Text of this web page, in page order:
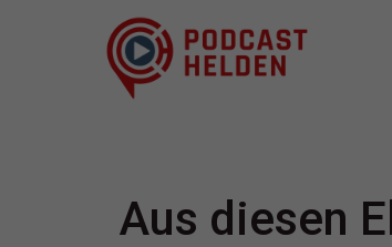
Aus diesen